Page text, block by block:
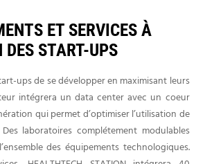
ET SERVICES À
START-UPS
ups de se développer en maximisant leurs
intégrera un data center avec un coeur
qui permet d’optimiser l’utilisation de
laboratoires complétement modulables
des équipements technologiques.